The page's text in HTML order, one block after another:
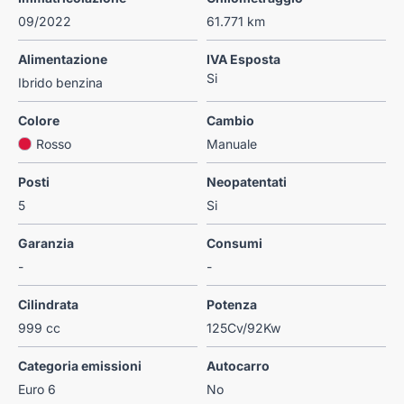
09/2022
61.771 km
Alimentazione
Ibrido benzina
IVA Esposta
Si
Colore
Rosso
Cambio
Manuale
Posti
5
Neopatentati
Si
Garanzia
-
Consumi
-
Cilindrata
999 cc
Potenza
125Cv/92Kw
Categoria emissioni
Euro 6
Autocarro
No